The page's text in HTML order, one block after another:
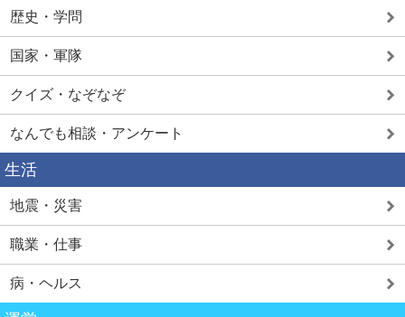
歴史・学問
国家・軍隊
クイズ・なぞなぞ
なんでも相談・アンケート
生活
地震・災害
職業・仕事
病・ヘルス